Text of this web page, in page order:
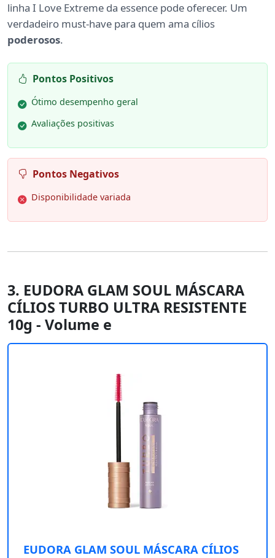
linha I Love Extreme da essence pode oferecer. Um
verdadeiro must-have para quem ama cílios
poderosos.
Pontos Positivos
Ótimo desempenho geral
Avaliações positivas
Pontos Negativos
Disponibilidade variada
3. EUDORA GLAM SOUL MÁSCARA
CÍLIOS TURBO ULTRA RESISTENTE
10g - Volume e
EUDORA GLAM SOUL MÁSCARA CÍLIOS